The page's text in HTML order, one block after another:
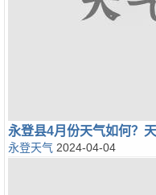
永登县4月份天气如何？
永登天气 2024-04-04